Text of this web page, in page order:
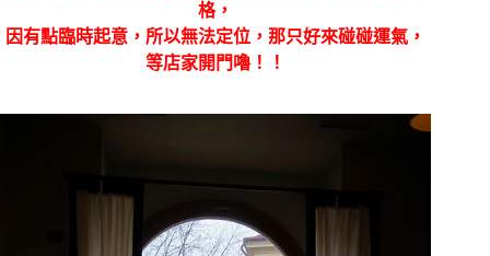
格，
因有點臨時起意，所以無法定位，那只好來碰碰運氣，
等店家開門嚕！！